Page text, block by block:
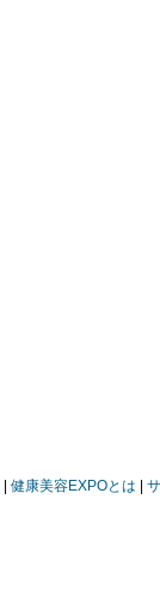
健康美容EXPOとは